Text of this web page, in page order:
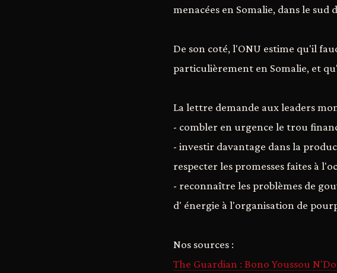
menacées en Somalie, dans le
De son coté, l'ONU estime qu'il
particulièrement en Somalie, et
La lettre demande aux leaders
- combler en urgence le trou
- investir davantage dans la
respecter les promesses faites à
- reconnaître les problèmes de
d' énergie à l'organisation de
Nos sources :
The Guardian : Bono Youssou